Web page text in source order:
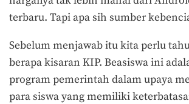
terbaru. Tapi apa sih sumber
Sebelum menjawab itu kita perlu
berapa kisaran KIP. Beasiswa ini
program pemerintah dalam upaya
para siswa yang memiliki